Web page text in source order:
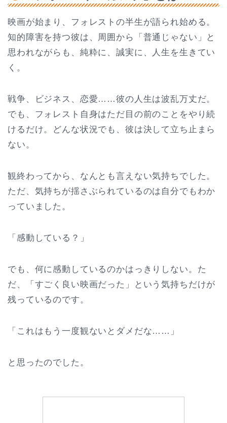
映画が始まり、フォレストの半生が語られ始める。
知的障害を持つ彼は、周囲から「普通じゃない」と
思われながらも、純粋に、誠実に、人生を生きてい
く。
戦争、ビジネス、恋愛……彼の人生は波乱万丈だ。
でも、フォレスト自身はただ目の前のことをやり続
けるだけ。どんな状況でも、彼は決して立ち止まら
ない。
観終わってから、なんとも言えない気持ちでした。
ただ、気持ちが揺さぶられているのは自分でもわか
っていました。
「感動している？」
でも、何に感動しているのかはっきりしない。た
だ、「すごく良い映画だった」という気持ちだけが
残っているのです。
「これはもう一度観ないとダメだな……」
と思ったのでした。